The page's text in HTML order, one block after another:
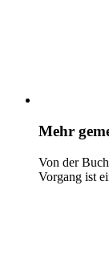
Mehr
Von der
Vorgang ist